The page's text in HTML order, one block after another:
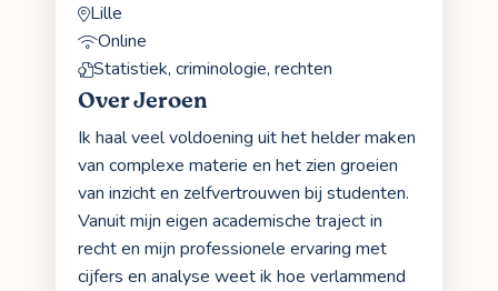
Lille
Online
Statistiek, criminologie, rechten
Over Jeroen
Ik haal veel voldoening uit het helder maken
van complexe materie en het zien groeien
van inzicht en zelfvertrouwen bij studenten.
Vanuit mijn eigen academische traject in
recht en mijn professionele ervaring met
cijfers en analyse weet ik hoe verlammend